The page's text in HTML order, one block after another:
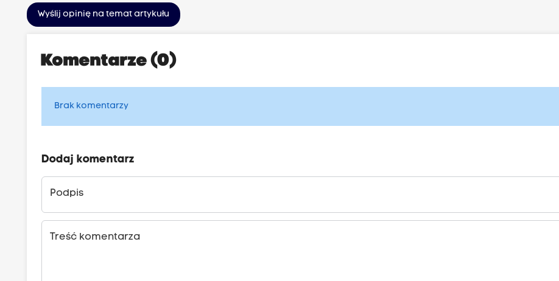
Wyślij opinię na temat artykułu
Komentarze (0)
Brak komentarzy
Dodaj komentarz
Podpis
Treść komentarza